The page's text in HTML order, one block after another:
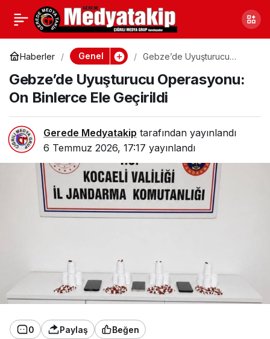
Haberler Genel
Gebze’de Uyuşturucu
Ele Geçirildi
Gebze’de Uyuşturucu Operasyonu:
On Binlerce Ele Geçirildi
Gerede Medyatakip tarafından yayınlandı
6 Temmuz 2026, 17:17 yayınlandı
0 Paylaş Beğen
Düzce’de Kurallara
Uymayanlara Ceza
Yağmuru
Paylaş